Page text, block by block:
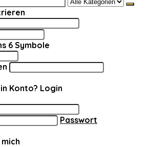
6 Symbole
Konto? Login
Passwort